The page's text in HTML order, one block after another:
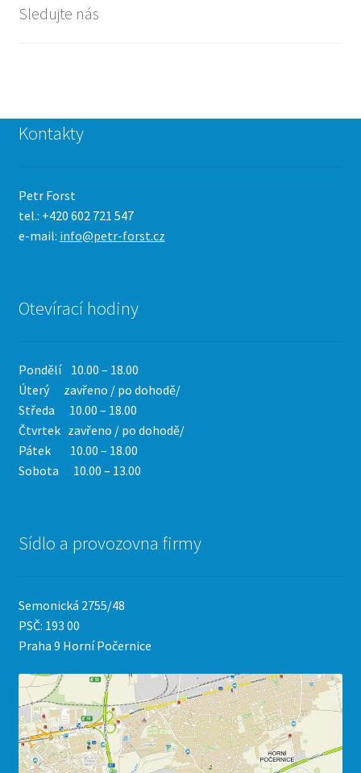
Sledujte nás
Kontakty
Petr Forst
tel.: +420 602 721 547
e-mail: info@petr-forst.cz
Otevírací hodiny
Pondělí 10.00 – 18.00
Úterý zavřeno / po dohodě/
Středa 10.00 – 18.00
Čtvrtek zavřeno / po dohodě/
Pátek 10.00 – 18.00
Sobota 10.00 – 13.00
Sídlo a provozovna firmy
Semonická 2755/48
PSČ: 193 00
Praha 9 Horní Počernice